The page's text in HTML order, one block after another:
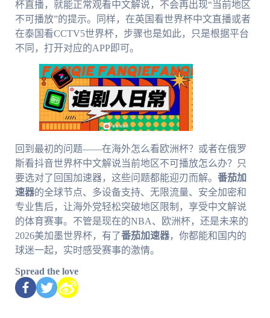
杯直播，就能正常观看中文解说，不会再出现“当前地区
不可播放”的提示。同样，在英国看世界杯中文直播或者
在泰国看CCTV5世界杯，步骤也是如此，只是根据平台
不同，打开对应的APP即可。
回到最初的问题——在海外怎么看欧洲杯？或者在俄罗
斯看抖音世界杯中文解说当前地区不可播放怎么办？只
要选对了回国加速器，这些问题都能迎刃而解。 番茄加
速器的全球节点、多设备支持、无限流量、安全加密和
专业售后，让海外党轻松突破地区限制，享受中文解说
的体育赛事。不管是现在的NBA、欧洲杯，还是未来的
2026美加墨世界杯，有了番茄加速器，你都能和国内的
球迷一起，实时感受赛事的激情。
Spread the love